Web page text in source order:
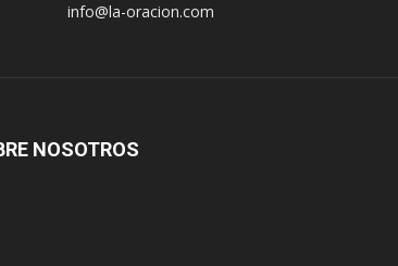
info@la-oracion.com
NOSOTROS